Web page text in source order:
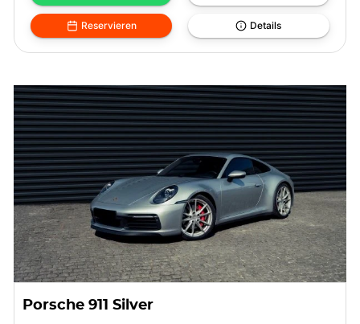
Reservieren Details
Porsche 911 Silver